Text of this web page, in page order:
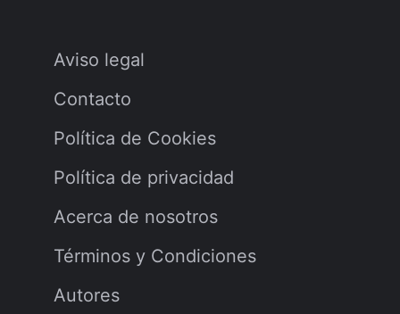
Aviso legal
Contacto
Política de Cookies
Política de privacidad
Acerca de nosotros
Términos y Condiciones
Autores